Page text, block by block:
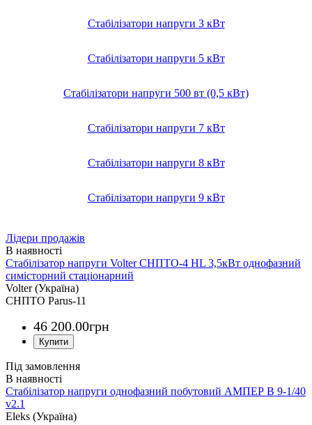
Стабілізатори напруги 3 кВт
Стабілізатори напруги 5 кВт
Стабілізатори напруги 500 вт (0,5 кВт)
Стабілізатори напруги 7 кВт
Стабілізатори напруги 8 кВт
Стабілізатори напруги 9 кВт
Лідери продажів
Стабілізатор напруги Volter СНПТО-4 HL 3,5кВт однофазний
симісторний стаціонарний
Volter (Україна)
СНПТО Parus-11
46 200.00грн
Під замовлення
Стабілізатор напруги однофазний побутовий АМПЕР В 9-1/40
v2.1
Eleks (Україна)